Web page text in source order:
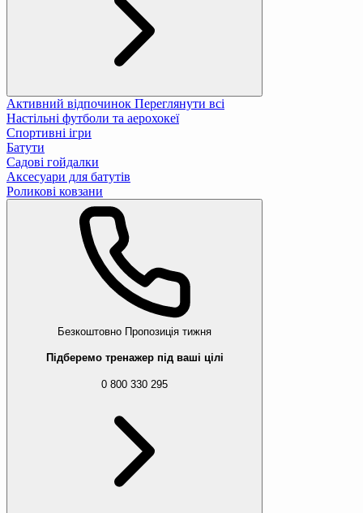
Активний відпочинок Переглянути всі
Настільні футболи та аерохокеї
Спортивні ігри
Батути
Садові гойдалки
Аксесуари для батутів
Роликові ковзани
Безкоштовно Пропозиція тижня
Підберемо тренажер під ваші цілі
0 800 330 295